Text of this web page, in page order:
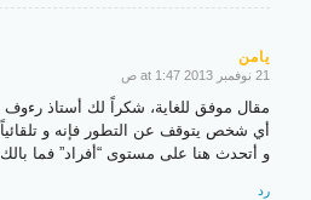
يامن
says:
21 نوفمبر 2013 at 1:47 ص
مقال موفق للغاية، شكراً لك أستاذ رءوف
أي شخص يتوقف عن التطور فإنه و تلقائياً
و أتحدث هنا على مستوى “أفراد” فما
رد